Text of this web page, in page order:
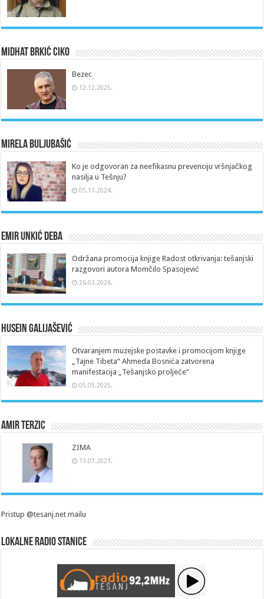
Midhat Brkić Ciko
Bezec
12.12.2025.
Mirela Buljubašić
Ko je odgovoran za neefikasnu prevenciju vršnjačkog
nasilja u Tešnju?
05.11.2024.
Emir Unkić Deba
Održana promocija knjige Radost otkrivanja: tešanjski
razgovori autora Momčilo Spasojević
26.03.2026.
Husein Galijašević
Otvaranjem muzejske postavke i promocijom knjige
„Tajne Tibeta“ Ahmeda Bosnića zatvorena
manifestacija „Tešanjsko proljeće“
05.05.2025.
Amir Terzic
ZIMA
13.07.2021.
Pristup @tesanj.net mailu
Lokalne radio stanice